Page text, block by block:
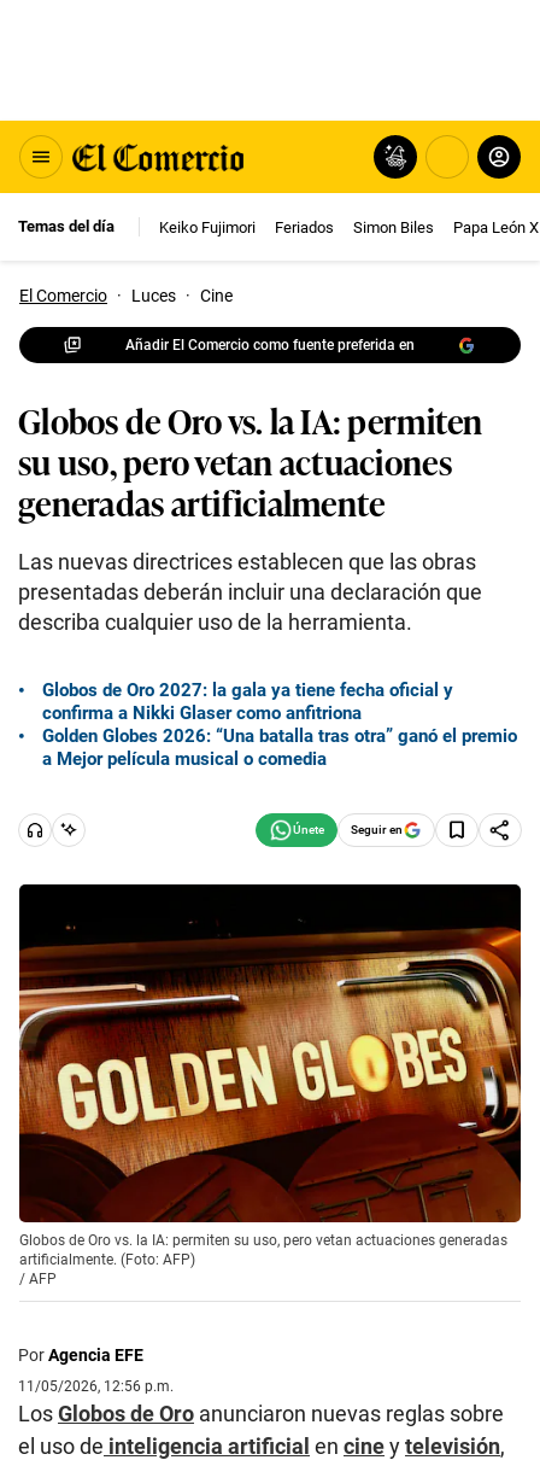
Temas del día Keiko Fujimori Feriados Simon Biles Papa León
El Comercio · Luces · Cine
Añadir El Comercio como fuente preferida en
Globos de Oro vs. la IA: permiten
su uso, pero vetan actuaciones
generadas artificialmente
Las nuevas directrices establecen que las obras
presentadas deberán incluir una declaración que
describa cualquier uso de la herramienta.
Globos de Oro 2027: la gala ya tiene fecha oficial y
confirma a Nikki Glaser como anfitriona
Golden Globes 2026: “Una batalla tras otra” ganó el premio
a Mejor película musical o comedia
Seguir en
Globos de Oro vs. la IA: permiten su uso, pero vetan actuaciones generadas
artificialmente. (Foto: AFP)
/ AFP
PorAgencia EFE
11/05/2026, 12:56 p.m.
LosGlobos de Oro anunciaron nuevas reglas sobre
el uso de inteligencia artificial en cineytelevisión,